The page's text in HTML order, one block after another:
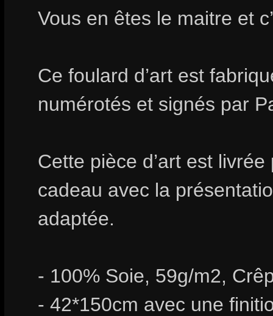
Vous en êtes le maitre et
Ce foulard d’art est
numérotés et signés par
Cette pièce d’art est
cadeau avec la
adaptée.
- 100% Soie, 59g/m2,
- 42*150cm avec une